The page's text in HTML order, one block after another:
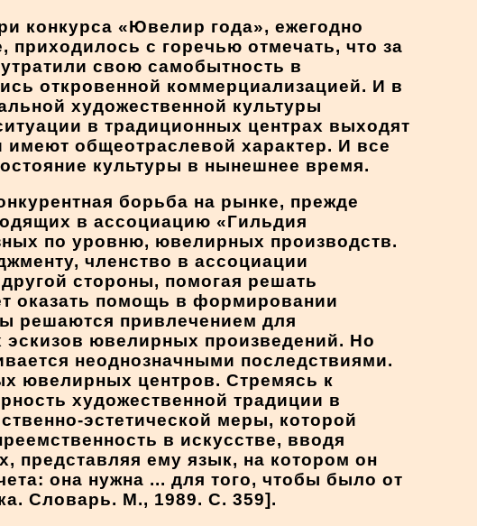
конкурса «Ювелир года», ежегодно
с горечью отмечать, что за
свою самобытность в
откровенной коммерциализацией. И в
художественной культуры
в традиционных центрах выходят
имеют общеотраслевой характер. И все
культуры в нынешнее время.
борьба на рынке, прежде
в ассоциацию «Гильдия
по уровню, ювелирных производств.
членство в ассоциации
стороны, помогая решать
оказать помощь в формировании
решаются привлечением для
ювелирных произведений. Но
неоднозначными последствиями.
ювелирных центров. Стремясь к
художественной традиции в
эстетической меры, которой
в искусстве, вводя
представляя ему язык, на котором он
она нужна ... для того, чтобы было от
Словарь. М., 1989. С. 359].